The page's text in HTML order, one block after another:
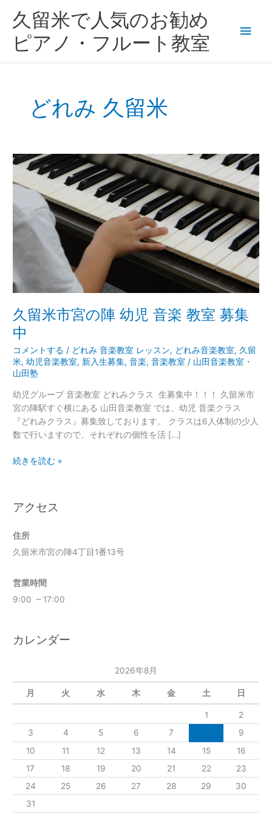
久留米で人気のお勧め
ピアノ・フルート教室
イ
ン
ー
どれみ 久留米
久留米市宮の陣 幼児 音楽 教室 募集
中
コメントする / どれみ 音楽教室 レッスン, どれみ音楽教室, 久留
米,幼児音楽教室, 新入生募集,音楽,音楽教室 / 山田音楽教室・
山田塾
幼児グループ 音楽教室 どれみクラス 生募集中！！！ 久留米市
宮の陣駅すぐ横にある 山田音楽教室 では、幼児 音楽クラス
『どれみクラス』募集致しております。 クラスは6人体制の少人
数で行いますので、それぞれの個性を活 […]
久
米
の
陣
児
音
楽
教
室
募
集
中
続きを読む »
アクセス
住所
久留米市宮の陣4丁目1番13号
営業時間
9:00 – 17:00
カレンダー
2026年8月
月 火 水 木 金 土 日
1
2
3
4 5 6 7
9
10
11 12 13 14 15
16
17
18 19 20 21 22
23
24
25 26 27 28 29
30
31